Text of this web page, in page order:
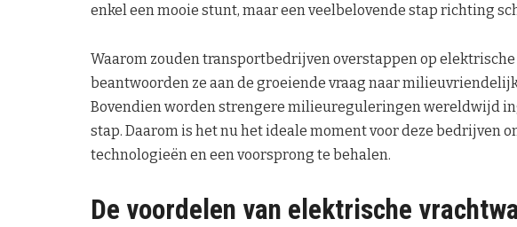
enkel een mooie stunt, maar een veelbelovende stap richting
Waarom zouden transportbedrijven overstappen op elektrische
beantwoorden ze aan de groeiende vraag naar
Bovendien worden strengere milieureguleringen wereldwijd
stap. Daarom is het nu het ideale moment voor deze bedrijven
technologieën en een voorsprong te behalen.
De voordelen van elektrische